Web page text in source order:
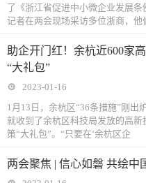
了《浙江省促进中小微企业发展
记者在两会现场采访多位浙商，他
助企开门红！余杭近600家
“大礼包”
2023-01-16
1月13日，余杭区“36条措施”刚出
就收到了余杭区科技局发放的高
策“大礼包”。“只要在‘余杭区企
两会聚焦 | 信心如磐 共绘中